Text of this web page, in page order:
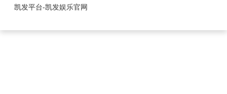
1.25mm系列-凯发平台
凯发平台-凯发娱乐官网